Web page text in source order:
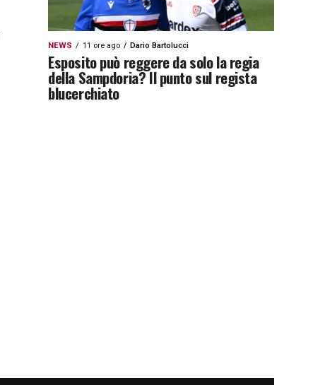
NEWS 11 ore ago Dario Bartolucci
Esposito può reggere da solo la regia
della Sampdoria? Il punto sul regista
blucerchiato